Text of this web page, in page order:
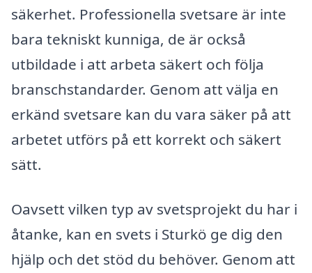
säkerhet. Professionella svetsare är inte
bara tekniskt kunniga, de är också
utbildade i att arbeta säkert och följa
branschstandarder. Genom att välja en
erkänd svetsare kan du vara säker på att
arbetet utförs på ett korrekt och säkert
sätt.
Oavsett vilken typ av svetsprojekt du har i
åtanke, kan en svets i Sturkö ge dig den
hjälp och det stöd du behöver. Genom att